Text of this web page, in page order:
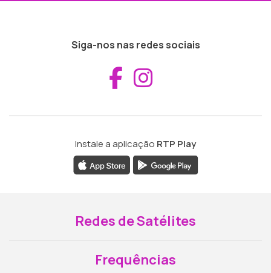
Siga-nos nas redes sociais
Aceder ao
Instale a aplicação RTP Play
Redes de Satélites
Frequências